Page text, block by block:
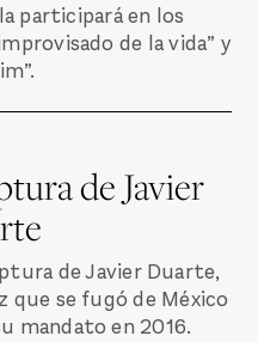
participará en los
de la vida” y
de Javier
de Javier Duarte,
que se fugó de México
mandato en 2016.